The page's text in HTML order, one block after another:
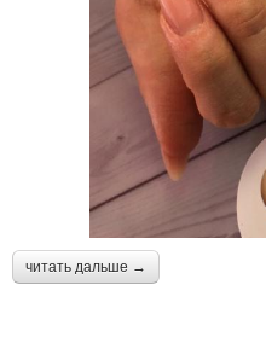
читать дальше →